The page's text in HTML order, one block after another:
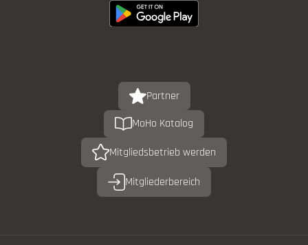
Partner
MoHo Katalog
Mitgliedsbetrieb werden
Mitgliederbereich